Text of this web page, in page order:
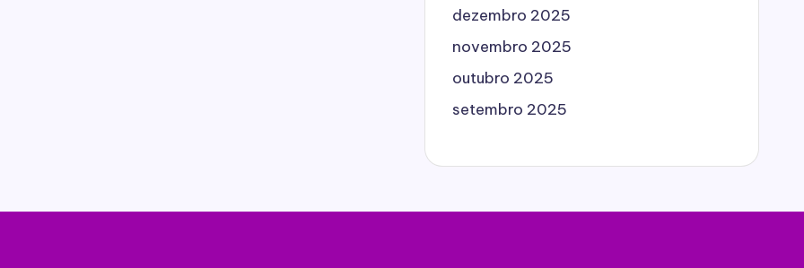
dezembro 2025
novembro 2025
outubro 2025
setembro 2025